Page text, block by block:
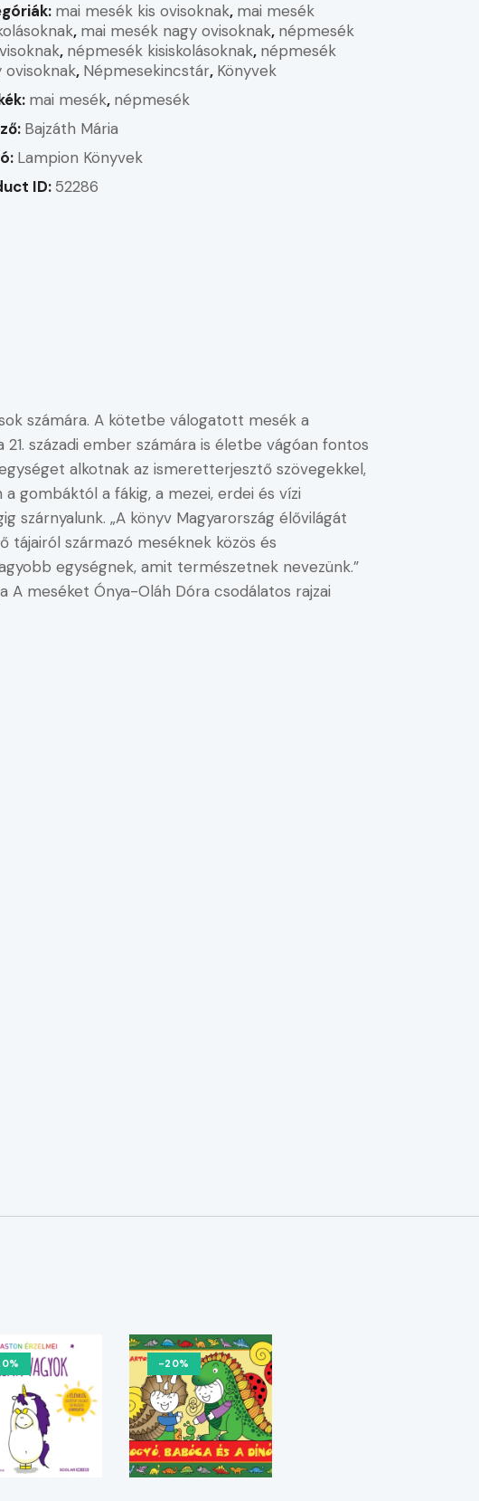
mai mesék kis ovisoknak, mai mesék
, mai mesék nagy ovisoknak, népmesék
, népmesék kisiskolásoknak, népmesék
ovisoknak, Népmesekincstár, Könyvek
mai mesék, népmesék
Bajzáth Mária
Lampion Könyvek
ID: 52286
számára. A kötetbe válogatott mesék a
századi ember számára is életbe vágóan fontos
alkotnak az ismeretterjesztő szövegekkel,
gombáktól a fákig, a mezei, erdei és vízi
szárnyalunk. „A könyv Magyarország élővilágát
tájairól származó meséknek közös és
egységnek, amit természetnek nevezünk.”
A meséket Ónya-Oláh Dóra csodálatos rajzai
-20%